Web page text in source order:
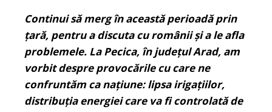
Continui să merg în această perioadă prin
țară, pentru a discuta cu românii și a le afla
problemele. La Pecica, în județul Arad, am
vorbit despre provocările cu care ne
confruntăm ca națiune: lipsa irigațiilor,
distribuția energiei care va fi controlată de